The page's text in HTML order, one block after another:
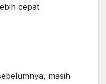
cepat
masih